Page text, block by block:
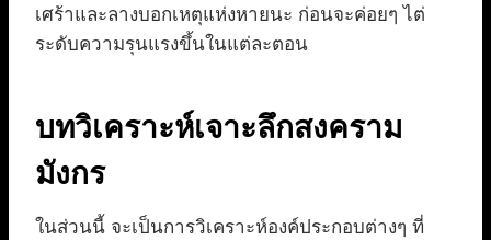
เศร้าและลางบอกเหตุแห่งหายนะ ก่อนจะค่อยๆ ไต่
ระดับความรุนแรงขึ้นในแต่ละตอน
บทวิเคราะห์เจาะลึกสงคราม
มังกร
ในส่วนนี้ จะเป็นการวิเคราะห์องค์ประกอบต่างๆ ที่